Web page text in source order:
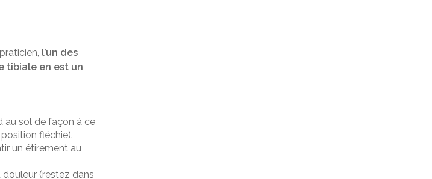
l’un des
tibiale en est un
au sol de façon à ce
fléchie).
un étirement au
(restez dans